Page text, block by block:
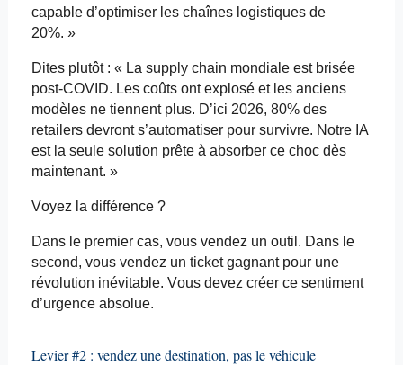
capable d’optimiser les chaînes logistiques de
20%. »
Dites plutôt : « La supply chain mondiale est brisée
post-COVID. Les coûts ont explosé et les anciens
modèles ne tiennent plus. D’ici 2026, 80% des
retailersdevront s’automatiser pour survivre. Notre IA
est la seule solution prête à absorber ce choc dès
maintenant. »
Voyez la différence ?
Dans le premier cas, vous vendez un outil. Dans le
second, vous vendez un ticket gagnant pour une
révolution inévitable. Vous devez créer ce sentiment
d’urgence absolue.
Levier #2 : vendez une destination, pas le véhicule